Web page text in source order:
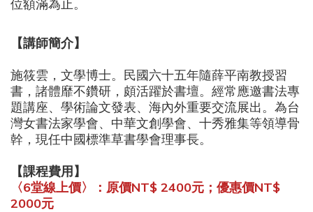
位額滿為止。
【講師簡介】
施筱雲，文學博士。民國六十五年隨薛平南教授習
書，諸體靡不鑽研，頗活躍於書壇。經常應邀書法專
題講座、學術論文發表、海內外重要交流展出。為台
灣女書法家學會、中華文創學會、十秀雅集等領導骨
幹，現任中國標準草書學會理事長。
【課程費用】
〈6堂線上價〉：原價NT$ 2400元；優惠價NT$
2000元